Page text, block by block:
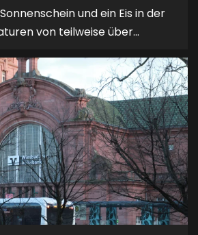
und ein Eis in der
von teilweise über...